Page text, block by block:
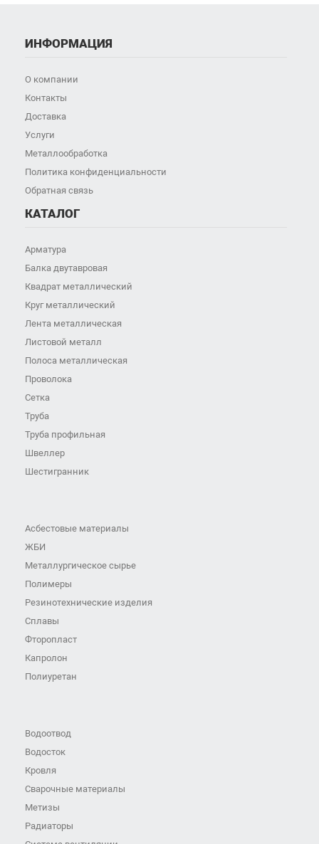
ИНФОРМАЦИЯ
О компании
Контакты
Доставка
Услуги
Металлообработка
Политика конфиденциальности
Обратная связь
КАТАЛОГ
Арматура
Балка двутавровая
Квадрат металлический
Круг металлический
Лента металлическая
Листовой металл
Полоса металлическая
Проволока
Сетка
Труба
Труба профильная
Швеллер
Шестигранник
Асбестовые материалы
ЖБИ
Металлургическое сырье
Полимеры
Резинотехнические изделия
Сплавы
Фторопласт
Капролон
Полиуретан
Водоотвод
Водосток
Кровля
Сварочные материалы
Метизы
Радиаторы